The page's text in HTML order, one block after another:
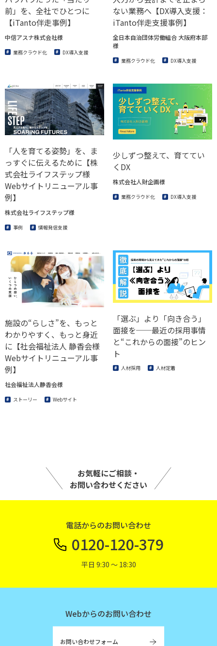
前」を、全社でひとつに
【iTanto伴走事例】
中信アスナ株式会社様
業務クラウド化 DX導入支援
ない業務へ【DX導入支援：
iTanto伴走支援事例】
全日本自治団体労働組合 大阪府本部
様
業務クラウド化 DX導入支援
「人を育てる姿勢」を、ま
っすぐに伝えるために【株
式会社ライフステップ様
Webサイトリニューアル事
例】
株式会社ライフステップ様
事例 情報発信支援
少しずつ整えて、育ててい
くDX
株式会社人財企画様
業務クラウド化 DX導入支援
施設の“らしさ”を、もっと
わかりやすく、もっと身近
に【社会福祉法人 静香会様
Webサイトリニューアル事
例】
社会福祉法人静香会様
ストーリー Webサイト
「選ぶ」より「向き合う」
面接を──最近の採用事情
と“これからの面接”のヒン
ト
人材採用 人材定着
お気軽にご相談・
お問い合わせください
電話からのお問い合わせ
0120-120-379
平日 9:30 〜 18:30
Webからのお問い合わせ
お問い合わせフォーム